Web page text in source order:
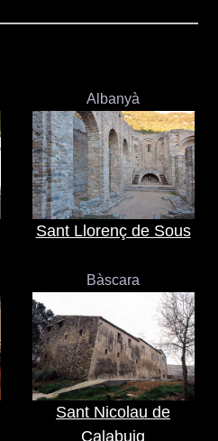
Albanyà
Sant Llorenç de Sous
Bàscara
Sant Nicolau de
Calabuig